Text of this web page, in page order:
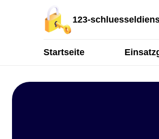
123-
Startseite